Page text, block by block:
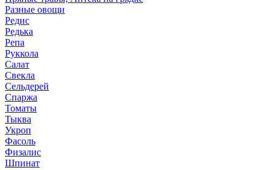
Разные овощи
Редис
Редька
Репа
Руккола
Салат
Свекла
Сельдерей
Спаржа
Томаты
Тыква
Укроп
Фасоль
Физалис
Шпинат